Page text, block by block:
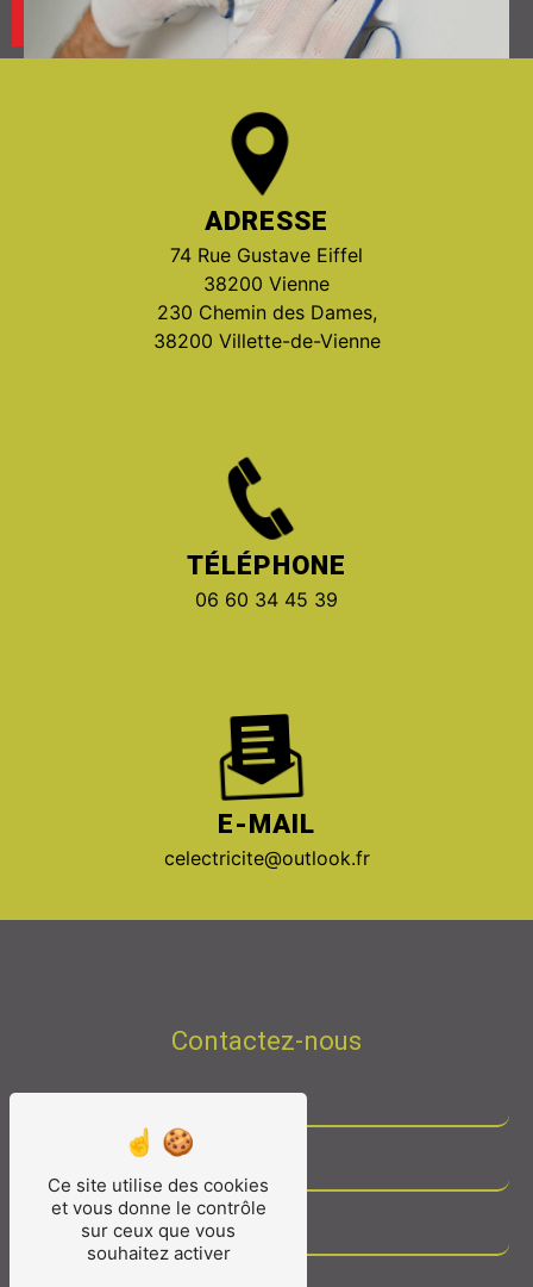
ADRESSE
74 Rue Gustave Eiffel
38200 Vienne
230 Chemin des Dames,
38200 Villette-de-Vienne
TÉLÉPHONE
06 60 34 45 39
E-MAIL
celectricite@outlook.fr
Contactez-nous
Ce site utilise des cookies
et vous donne le contrôle
sur ceux que vous
souhaitez activer